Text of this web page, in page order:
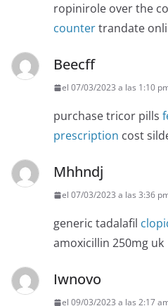
ropinirole over the
countertrandate
Beecff
el 07/03/2023 a las 1:10
purchase tricor pills
prescription cost
Mhhndj
el 07/03/2023 a las 3:36
generic tadalafil
amoxicillin 250mg uk
Iwnovo
el 09/03/2023 a las 2:17